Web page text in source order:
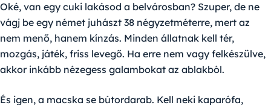
Oké, van egy cuki lakásod a belvárosban? Szuper, de ne
vágj be egy német juhászt 38 négyzetméterre, mert az
nem menő, hanem kínzás. Minden állatnak kell tér,
mozgás, játék, friss levegő. Ha erre nem vagy felkészülve,
akkor inkább nézegess galambokat az ablakból.
És igen, a macska se bútordarab. Kell neki kaparófa,